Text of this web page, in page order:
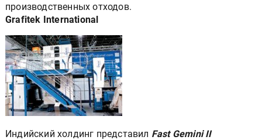
производственных отходов.
Grafitek International
Индийский холдинг представил Fast Gemini II